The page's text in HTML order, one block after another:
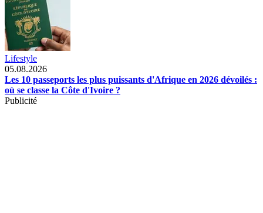
Lifestyle
05.08.2026
Les 10 passeports les plus puissants d'Afrique en 2026 dévoilés :
où se classe la Côte d'Ivoire ?
Publicité